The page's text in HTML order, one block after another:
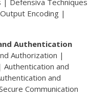
Encoding |
Authentication
Authorization |
and
and
Communication